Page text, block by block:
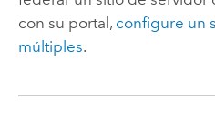
con su portal, configure un
múltiples.